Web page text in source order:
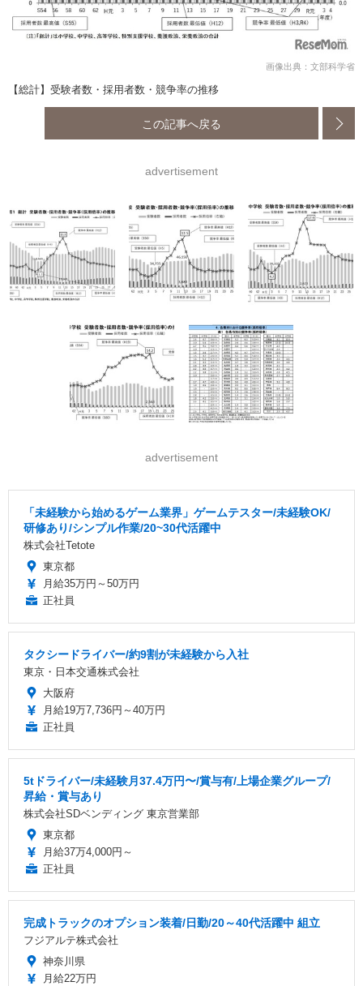
画像出典：文部科学省
【総計】受験者数・採用者数・競争率の推移
この記事へ戻る
advertisement
advertisement
「未経験から始めるゲーム業界」ゲームテスター/未経験OK/
研修あり/シンプル作業/20~30代活躍中
株式会社Tetote
東京都
月給35万円～50万円
正社員
タクシードライバー/約9割が未経験から入社
東京・日本交通株式会社
大阪府
月給19万7,736円～40万円
正社員
5tドライバー/未経験月37.4万円〜/賞与有/上場企業グループ/
昇給・賞与あり
株式会社SDベンディング 東京営業部
東京都
月給37万4,000円～
正社員
完成トラックのオプション装着/日勤/20～40代活躍中 組立
フジアルテ株式会社
神奈川県
月給22万円